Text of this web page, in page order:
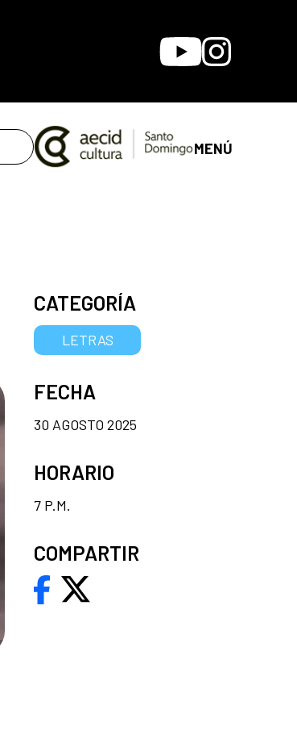
YoutubeInstagram
MENÚ
CATEGORÍA
LETRAS
FECHA
30 AGOSTO 2025
HORARIO
7 P.M.
COMPARTIR